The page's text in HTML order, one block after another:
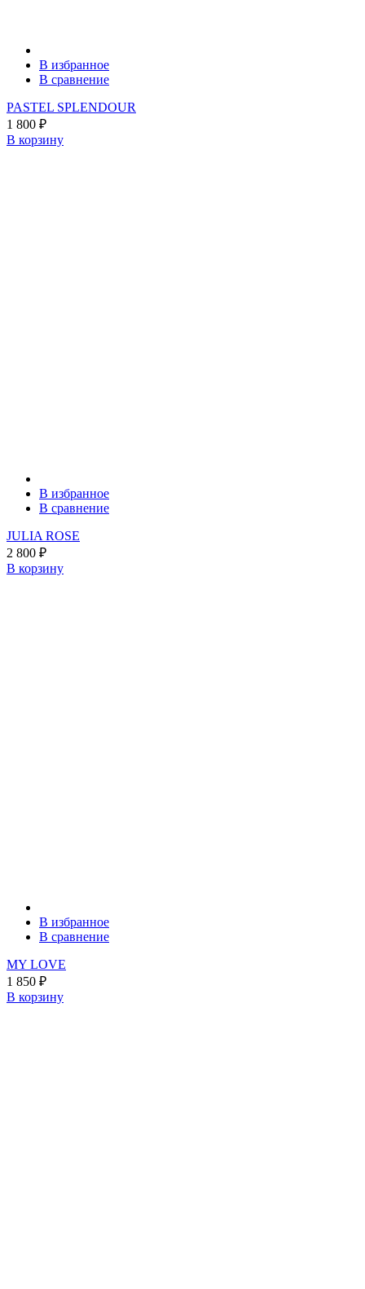
В избранное
В сравнение
PASTEL SPLENDOUR
1 800 ₽
В корзину
В избранное
В сравнение
JULIA ROSE
2 800 ₽
В корзину
В избранное
В сравнение
MY LOVE
1 850 ₽
В корзину